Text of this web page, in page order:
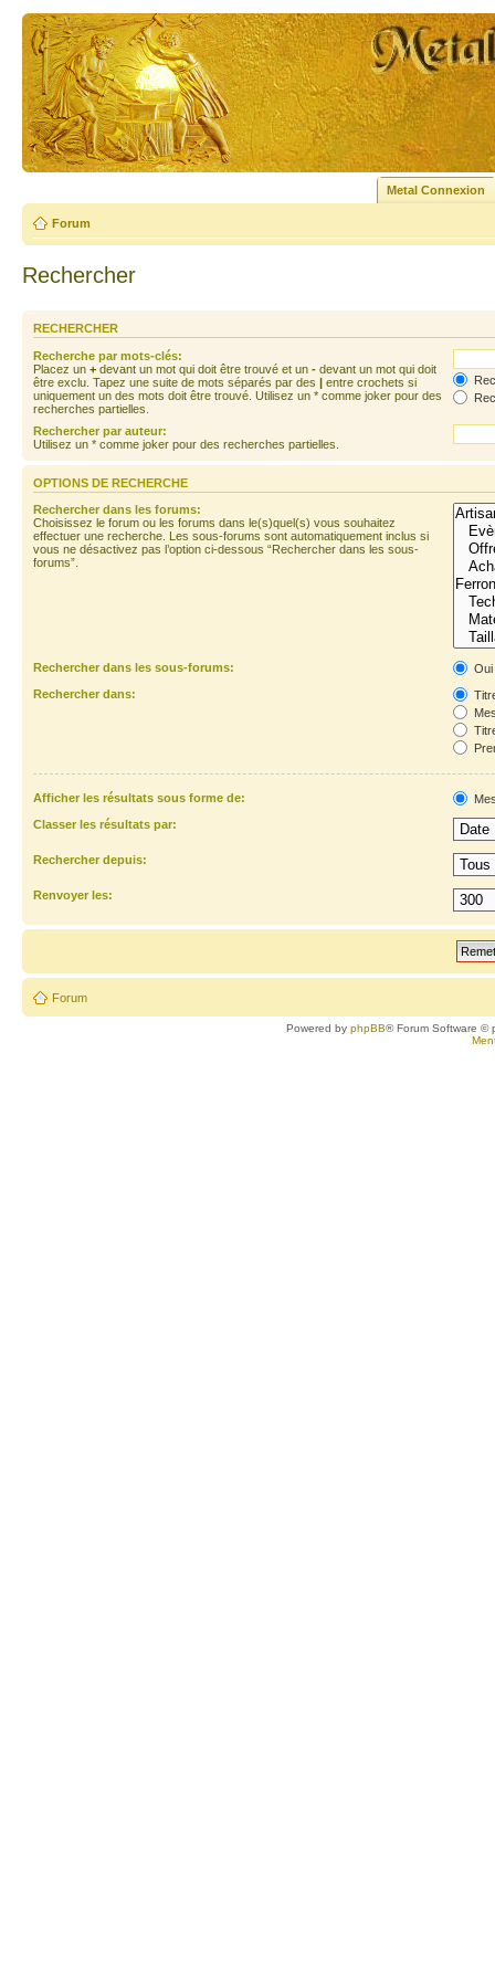
Metal Connexion
Forum
Rechercher
RECHERCHER
Recherche par mots-clés:
Placez un + devant un mot qui doit être trouvé et un - devant un mot qui doit
être exclu. Tapez une suite de mots séparés par des | entre crochets si
uniquement un des mots doit être trouvé. Utilisez un * comme joker pour des
recherches partielles.
Rechercher par auteur:
Utilisez un * comme joker pour des recherches partielles.
OPTIONS DE RECHERCHE
Rechercher dans les forums:
Choisissez le forum ou les forums dans le(s)quel(s) vous souhaitez
effectuer une recherche. Les sous-forums sont automatiquement inclus si
vous ne désactivez pas l’option ci-dessous “Rechercher dans les sous-
forums”.
Rechercher dans les sous-forums:
Oui
Rechercher dans:
Afficher les résultats sous forme de:
Classer les résultats par:
Rechercher depuis:
Renvoyer les:
Forum
Powered byphpBB® Forum Software ©